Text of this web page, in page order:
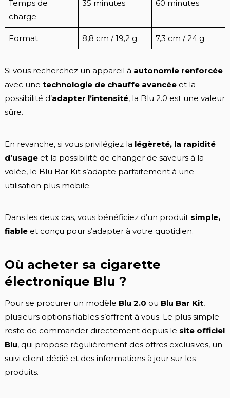
Temps de
charge
35 minutes 60 minutes
Format 8,8 cm / 19,2 g 7,3 cm / 24 g
Si vous recherchez un appareil à autonomie renforcée
avec une technologie de chauffe avancéeet la
possibilité d’adapter l’intensité, la Blu 2.0 est une valeur
sûre.
En revanche, si vous privilégiez la légèreté, la rapidité
d’usageet la possibilité de changer de saveurs à la
volée, le Blu Bar Kit s’adapte parfaitement à une
utilisation plus mobile.
Dans les deux cas, vous bénéficiez d’un produit simple,
fiableet conçu pour s’adapter à votre quotidien.
Où acheter sa cigarette
électronique Blu ?
Pour se procurer un modèle Blu 2.0 ou Blu Bar Kit,
plusieurs options fiables s’offrent à vous. Le plus simple
reste de commander directement depuis le site officiel
Blu, qui propose régulièrement des offres exclusives, un
suivi client dédié et des informations à jour sur les
produits.